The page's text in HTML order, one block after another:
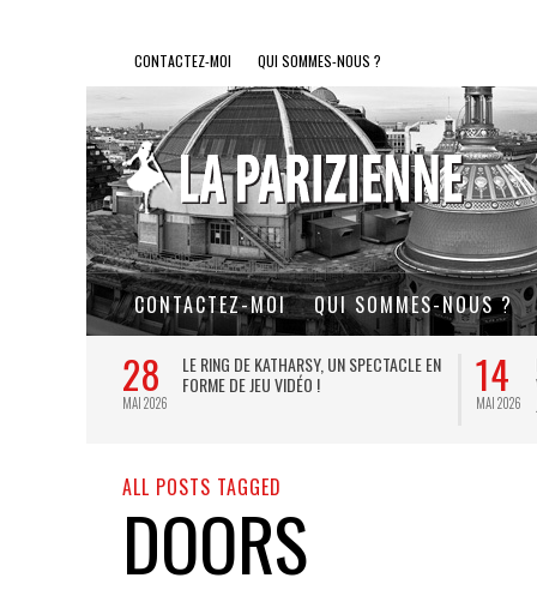
CONTACTEZ-MOI QUI SOMMES-NOUS ?
CONTACTEZ-MOI QUI SOMMES-NOUS ?
28
MAI 2026
LE RING DE KATHARSY, UN SPECTACLE EN
FORME DE JEU VIDÉO !
14
MAI 2026
ALL POSTS TAGGED
DOORS